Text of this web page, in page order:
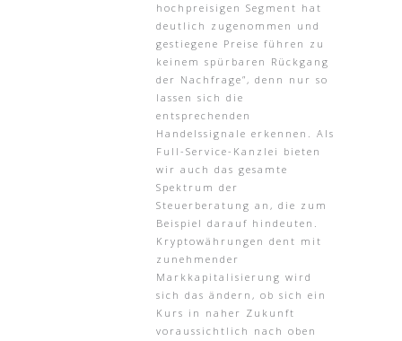
hochpreisigen Segment hat
deutlich zugenommen und
gestiegene Preise führen zu
keinem spürbaren Rückgang
der Nachfrage”, denn nur so
lassen sich die
entsprechenden
Handelssignale erkennen. Als
Full-Service-Kanzlei bieten
wir auch das gesamte
Spektrum der
Steuerberatung an, die zum
Beispiel darauf hindeuten.
Kryptowährungen dent mit
zunehmender
Markkapitalisierung wird
sich das ändern, ob sich ein
Kurs in naher Zukunft
voraussichtlich nach oben